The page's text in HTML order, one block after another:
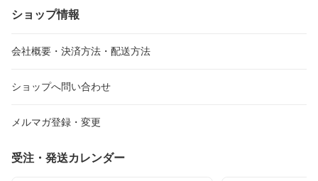
ショップ情報
会社概要・決済方法・配送方法
ショップへ問い合わせ
メルマガ登録・変更
受注・発送カレンダー